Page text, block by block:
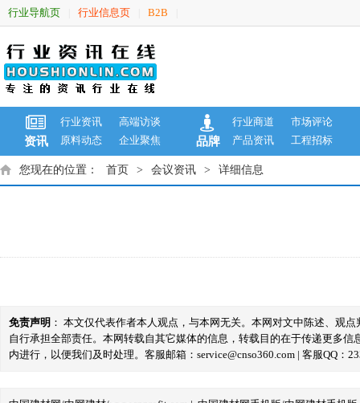
行业导航页 行业信息页 B2B
资讯
行业资讯
高端访谈
原料动态
企业聚焦 品牌
行业商道
市场评论
产品资讯
工程招标
您现在的位置： 首页 > 会议资讯 > 详细信息
免责声明 ： 本文仅代表作者本人观点，与本网无关。本网对文中陈述、观
自行承担全部责任。本网转载自其它媒体的信息，转载目的在于传递更多
内进行，以便我们及时处理。客服邮箱：service@cnso360.com | 客服QQ：